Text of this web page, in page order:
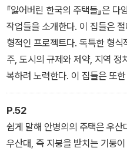
이러한 질문을 품고 당대 유일한
으로 그 흔적을 찾아 나섰다.
왜 ‘주택’인가
영향을 받지 않는 프로그램임에
밀한 창작 의지와 집주인의 사회
되어 나타나는 매우 철학적인
되돌아볼 수 있는 계기를 찾고자
『잃어버린 한국의 주택들』은
작업들을 소개한다. 이 집들은
형적인 프로젝트다. 독특한 형
주, 도시의 규제와 제약, 지역 정
복하려 노력한다. 이 집들은 또
를 빌려와 모종의 관계를 제시
전통과 현대, 모던과 포스트모던
이 주택들은 그래서 ‘뻔하지 않
P.52
쉽게 말해 안병의의 주택은 우
우산대, 즉 지붕을 받치는 기둥